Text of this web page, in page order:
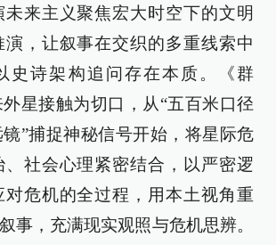
未来主义聚焦宏大时空下的文明
，让叙事在交织的多重线索中
史诗架构追问存在本质。《群
星接触为切口，从“五百米口径
”捕捉神秘信号开始，将星际危
社会心理紧密结合，以严密逻
危机的全过程，用本土视角重
事，充满现实观照与危机思辨。